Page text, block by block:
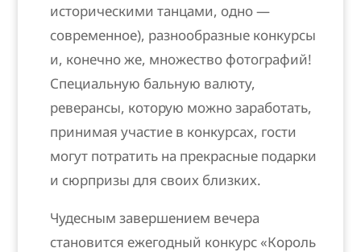
историческими танцами, одно —
современное), разнообразные конкурсы
и, конечно же, множество фотографий!
Специальную бальную валюту,
реверансы, которую можно заработать,
принимая участие в конкурсах, гости
могут потратить на прекрасные подарки
и сюрпризы для своих близких.
Чудесным завершением вечера
становится ежегодный конкурс «Король